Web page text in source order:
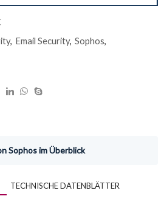
, Email Security, Sophos
Sophos im Überblick
TECHNISCHE DATENBLÄTTER